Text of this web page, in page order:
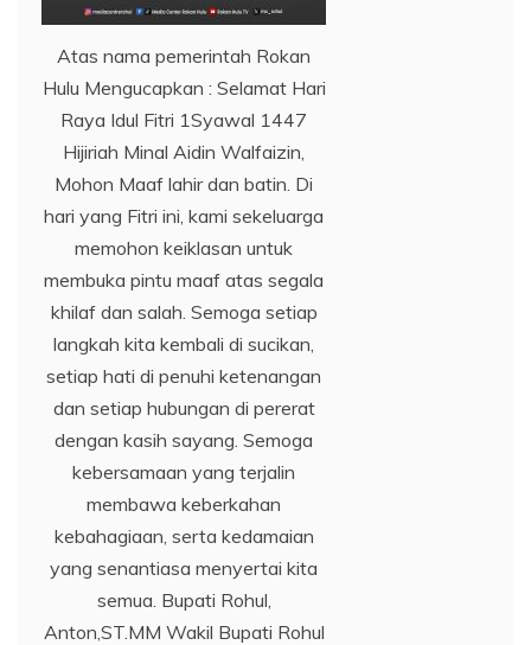
Atas nama pemerintah Rokan
Hulu Mengucapkan : Selamat Hari
Raya Idul Fitri 1Syawal 1447
Hijiriah Minal Aidin Walfaizin,
Mohon Maaf lahir dan batin. Di
hari yang Fitri ini, kami sekeluarga
memohon keiklasan untuk
membuka pintu maaf atas segala
khilaf dan salah. Semoga setiap
langkah kita kembali di sucikan,
setiap hati di penuhi ketenangan
dan setiap hubungan di pererat
dengan kasih sayang. Semoga
kebersamaan yang terjalin
membawa keberkahan
kebahagiaan, serta kedamaian
yang senantiasa menyertai kita
semua. Bupati Rohul,
Anton,ST.MM Wakil Bupati Rohul